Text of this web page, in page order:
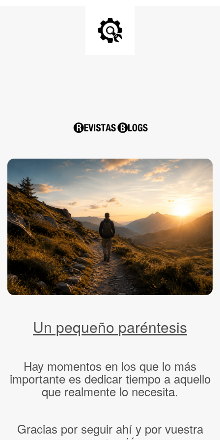
Un pequeño paréntesis
Hay momentos en los que lo más
importante es dedicar tiempo a aquello
que realmente lo necesita.
Gracias por seguir ahí y por vuestra